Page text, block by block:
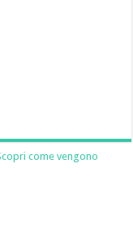
come vengono